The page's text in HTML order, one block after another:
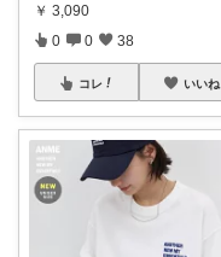
￥ 3,090
0 0 38
コレ いいね